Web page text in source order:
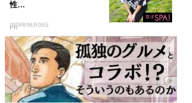
性…
2026年06月09日
PR